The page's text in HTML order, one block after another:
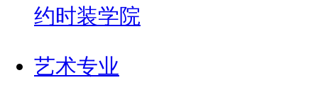
约时装学院
艺术专业